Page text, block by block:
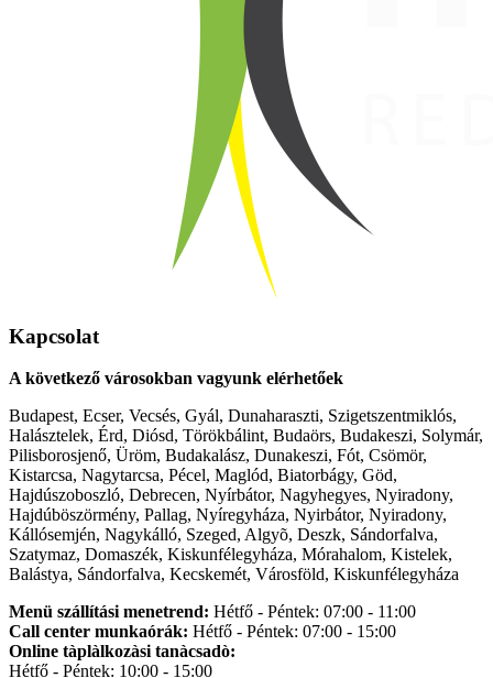
Kapcsolat
A következő városokban vagyunk elérhetőek
Budapest, Ecser, Vecsés, Gyál, Dunaharaszti, Szigetszentmiklós,
Halásztelek, Érd, Diósd, Törökbálint, Budaörs, Budakeszi, Solymár,
Pilisborosjenő, Üröm, Budakalász, Dunakeszi, Fót, Csömör,
Kistarcsa, Nagytarcsa, Pécel, Maglód, Biatorbágy, Göd,
Hajdúszoboszló, Debrecen, Nyírbátor, Nagyhegyes, Nyiradony,
Hajdúböszörmény, Pallag, Nyíregyháza, Nyirbátor, Nyiradony,
Kállósemjén, Nagykálló, Szeged, Algyõ, Deszk, Sándorfalva,
Szatymaz, Domaszék, Kiskunfélegyháza, Mórahalom, Kistelek,
Balástya, Sándorfalva, Kecskemét, Városföld, Kiskunfélegyháza
Menü szállítási menetrend: Hétfő - Péntek: 07:00 - 11:00
Call center munkaórák: Hétfő - Péntek: 07:00 - 15:00
Online tàplàlkozàsi tanàcsadò:
Hétfő - Péntek: 10:00 - 15:00